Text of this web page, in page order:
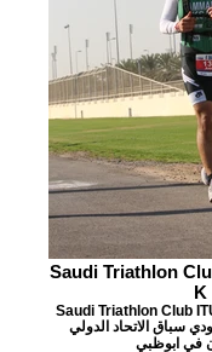
Saudi Triathlon
K
Saudi Triathlon Club
سباق الاتحاد الدولي
في ابوظبي